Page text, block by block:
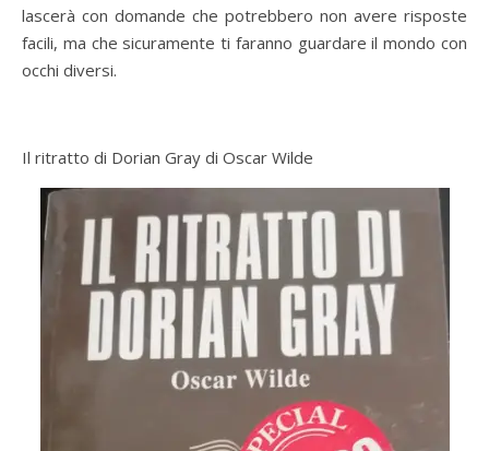
lascerà con domande che potrebbero non avere risposte
facili, ma che sicuramente ti faranno guardare il mondo con
occhi diversi.
Il ritratto di Dorian Gray di Oscar Wilde